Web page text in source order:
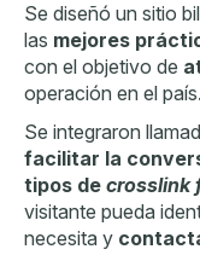
Se diseñó un sitio
las mejores
con el objetivo de
operación en el país.
Se integraron
facilitar la
tipos de crosslink
visitante pueda
necesita y